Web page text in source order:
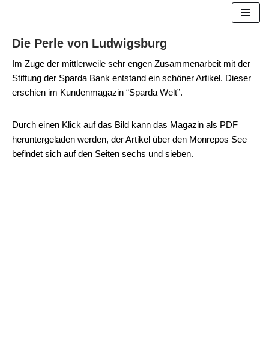
Inhalt
springen
Die Perle von Ludwigsburg
Im Zuge der mittlerweile sehr engen Zusammenarbeit mit der
Stiftung der Sparda Bank entstand ein schöner Artikel. Dieser
erschien im Kundenmagazin “Sparda Welt”.
Durch einen Klick auf das Bild kann das Magazin als PDF
heruntergeladen werden, der Artikel über den Monrepos See
befindet sich auf den Seiten sechs und sieben.